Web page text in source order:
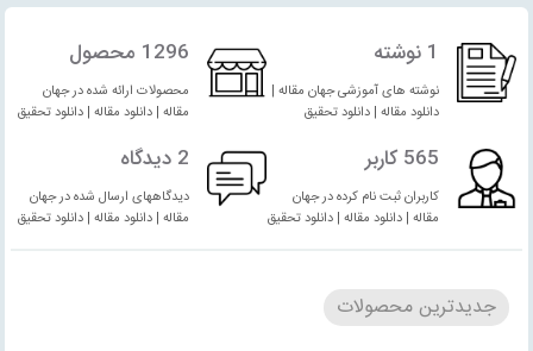
1 نوشته
نوشته های آموزشی جهان مقاله |
دانلود مقاله | دانلود تحقیق
1296 محصول
محصولات ارائه شده در جهان
مقاله | دانلود مقاله | دانلود تحقیق
565 کاربر
کاربران ثبت نام کرده در جهان
مقاله | دانلود مقاله | دانلود تحقیق
2 دیدگاه
دیدگاههای ارسال شده در جهان
مقاله | دانلود مقاله | دانلود تحقیق
جدیدترین محصولات